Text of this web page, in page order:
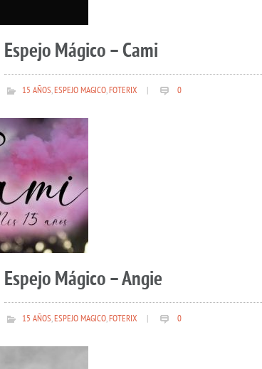
Espejo Mágico – Cami
15 AÑOS,ESPEJO MAGICO,FOTERIX 0
Espejo Mágico – Angie
15 AÑOS,ESPEJO MAGICO,FOTERIX 0